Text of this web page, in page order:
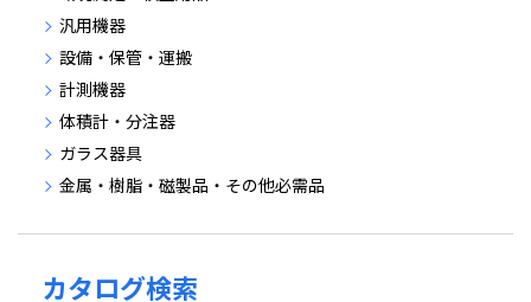
汎用機器
設備・保管・運搬
計測機器
体積計・分注器
ガラス器具
金属・樹脂・磁製品・その他必需品
カタログ検索